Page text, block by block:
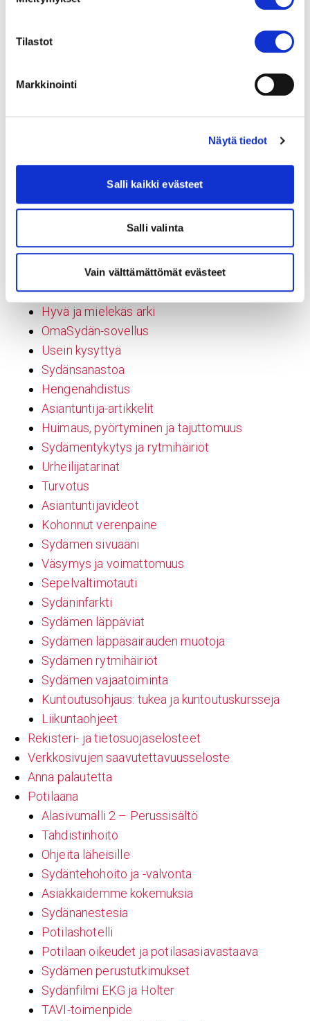
Tilastot
Markkinointi
Näytä tiedot
Salli kaikki evästeet
Salli valinta
Vain välttämättömät evästeet
Toimipisteet
Rintakipu
Eteisvärinäklinikan asiantuntijamme
Painonhallinta ja ravitsemus
Tupakointi ja alkoholi
Sepelvaltimotautia sairastavan liikunta
Sepelvaltimotaudin lääkehoito
Kuntoutus ja sosiaaliturva
Hyvä ja mielekäs arki
OmaSydän-sovellus
Usein kysyttyä
Sydänsanastoa
Hengenahdistus
Asiantuntija-artikkelit
Huimaus, pyörtyminen ja tajuttomuus
Sydämentykytys ja rytmihäiriöt
Urheilijatarinat
Turvotus
Asiantuntijavideot
Kohonnut verenpaine
Sydämen sivuääni
Väsymys ja voimattomuus
Sepelvaltimotauti
Sydäninfarkti
Sydämen läppäviat
Sydämen läppäsairauden muotoja
Sydämen rytmihäiriöt
Sydämen vajaatoiminta
Kuntoutusohjaus: tukea ja kuntoutuskursseja
Liikuntaohjeet
Rekisteri- ja tietosuojaselosteet
Verkkosivujen saavutettavuusseloste
Anna palautetta
Potilaana
Alasivumalli 2 – Perussisältö
Tahdistinhoito
Ohjeita läheisille
Sydäntehohoito ja -valvonta
Asiakkaidemme kokemuksia
Sydänanestesia
Potilashotelli
Potilaan oikeudet ja potilasasiavastaava
Sydämen perustutkimukset
Sydänfilmi EKG ja Holter
TAVI-toimenpide